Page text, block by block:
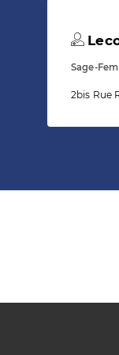
Sage-
2bis Rue